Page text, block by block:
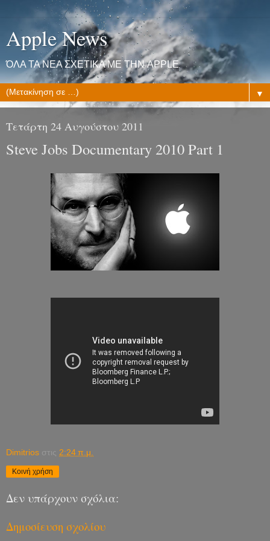
Apple News
ΌΛΑ ΤΑ ΝΕΑ ΣΧΕΤΙΚΑ ΜΕ ΤΗΝ APPLE
▼
Τετάρτη 24 Αυγούστου 2011
Steve Jobs Documentary 2010 Part 1
Dimitrios στις 2:24 π.μ.
Κοινή χρήση
Δεν υπάρχουν σχόλια:
Δημοσίευση σχολίου